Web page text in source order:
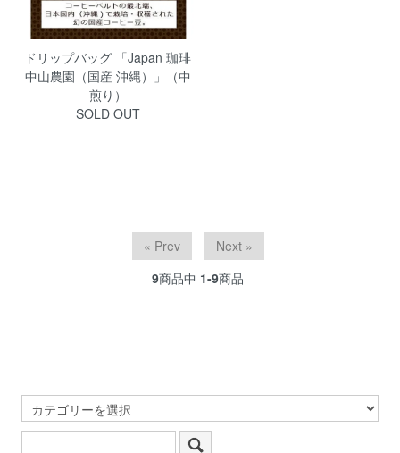
ドリップバッグ 「Japan 珈琲
中山農園（国産 沖縄）」（中
煎り）
SOLD OUT
« Prev
Next »
9商品中 1-9商品